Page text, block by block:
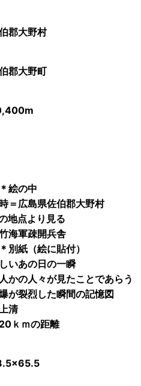
郡大野村
郡大野町
絵の中
＝広島県佐伯郡大野村
地点より見る
海軍疎開兵舎
別紙（絵に貼付）
いあの日の一瞬
かの人々が見たことであらう
が裂烈した瞬間の記憶図
清
ｋｍの距離